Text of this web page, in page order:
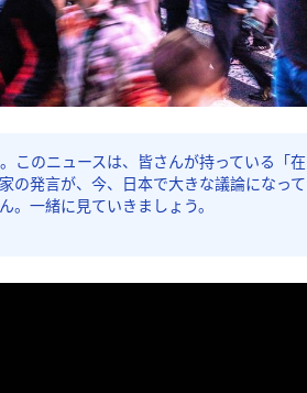
このニュースは、皆さんが持っている「在
の発言が、今、日本で大きな議論になって
。一緒に見ていきましょう。